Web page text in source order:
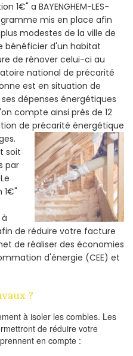
1€" a BAYENGHEM-LES-
mis en place afin
modestes de la ville de
de bénéficier d'un habitat
de rénover celui-ci au
national de précarité
est en situation de
dépenses énergétiques
compte ainsi près de 12
de précarité énergétique
soit
par
1€"
de réduire votre facture
de réaliser des économies
d'énergie (CEE) et
?
à isoler les combles. Les
de réduire votre
en compte :